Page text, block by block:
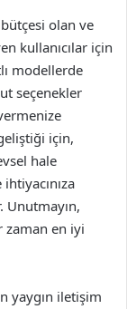
olan ve
kullanıcılar için
modellerde
seçenekler
için,
hale
zaman en iyi
yaygın iletişim